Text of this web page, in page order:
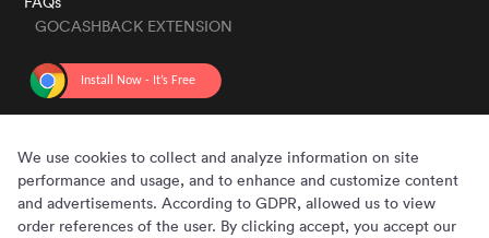
GOCASHBACK EXTENSION
We use cookies to collect and analyze information on site
performance and usage, and to enhance and customize content
and advertisements. According to GDPR, allowed us to view
order references of the user. By clicking accept, you accept our